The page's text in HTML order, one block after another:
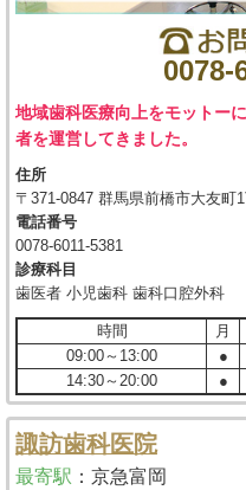
0078-
地域歯科医療向上をモットー
者を運営してきました。
住所
〒371-0847 群馬県前橋市大友町
電話番号
0078-6011-5381
診療科目
歯医者 小児歯科 歯科口腔外科
時間 月
09:00～13:00
●
14:30～20:00
●
諏訪歯科医院
最寄駅 ： 京急富岡